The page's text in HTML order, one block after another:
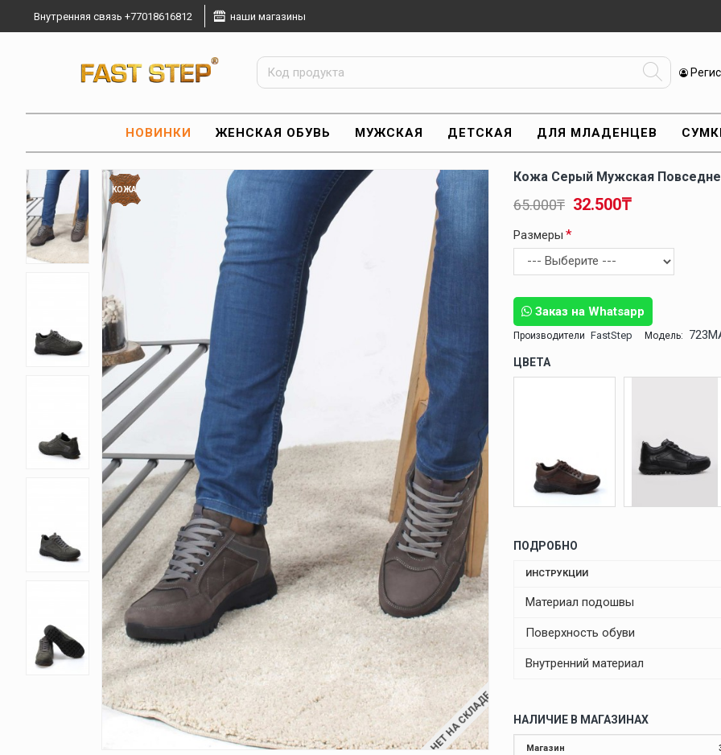
Внутренняя связь +77018616812 наши магазины
НОВИНКИ ЖЕНСКАЯ ОБУВЬ МУЖСКАЯ ДЕТСКАЯ ДЛЯ МЛАДЕНЦЕВ
НЕТ НА СКЛАДЕ
КОЖА
Кожа Серый Мужская
Заказ на Whatsapp
Производители FastStep Модель:
32.500₸
65.000₸
Размеры
ЦВЕТА
ПОДРОБНО
ИНСТРУКЦИИ
Материал подошвы
Поверхность обуви
Внутренний материал
НАЛИЧИЕ В МАГАЗИНАХ
Магазин